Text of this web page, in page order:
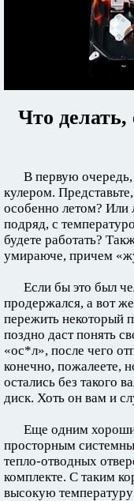
Что делать,
В первую очередь,
кулером.
особенно летом? Или
подряд, с
будете работать?
умираюче, причем
Если бы это был
продержался, а вот
пережить некоторый
поздно даст понять
«ос*л», после чего
конечно, пожалеете,
остались без такого
диск. Хоть он вам и
Еще одним
просторным
тепло-отводных
комплекте. С таким
высокую температуру